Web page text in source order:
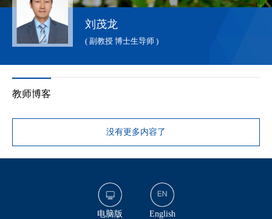
刘茂龙
( 副教授 博士生导师 )
教师博客
没有更多内容了
电脑版 English